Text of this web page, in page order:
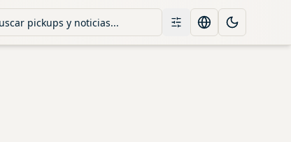
FiltrosChange language
Toggle